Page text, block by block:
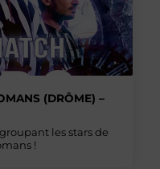
(DRÔME) –
les stars de
!